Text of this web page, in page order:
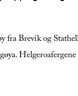
Brevik og